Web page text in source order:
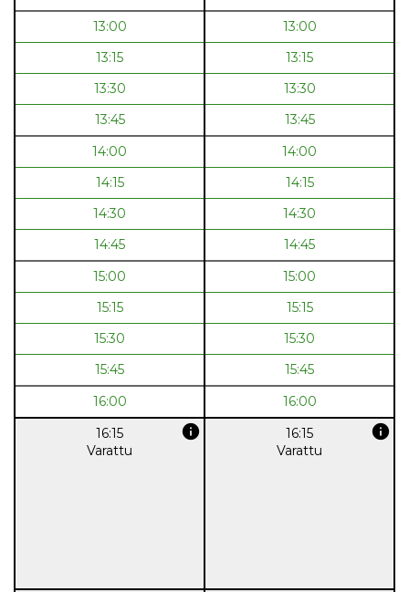
13:00
13:00
13:15
13:15
13:30
13:30
13:45
13:45
14:00
14:00
14:15
14:15
14:30
14:30
14:45
14:45
15:00
15:00
15:15
15:15
15:30
15:30
15:45
15:45
16:00
16:00
16:15
info
Varattu
16:15 info
Varattu